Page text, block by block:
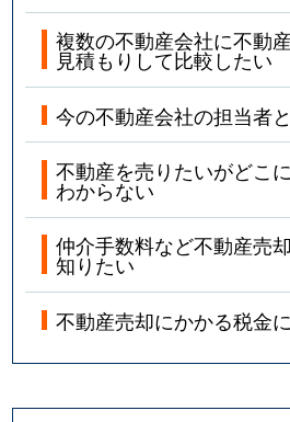
複数の不動産会社に不動
見積もりして比較したい
今の不動産会社の担当者
不動産を売りたいがどこ
わからない
仲介手数料など不動産売
知りたい
不動産売却にかかる税金